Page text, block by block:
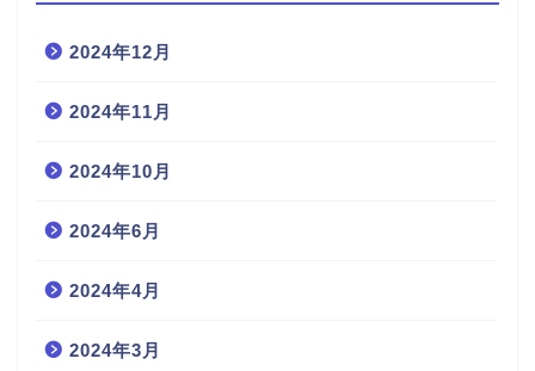
2024年12月
2024年11月
2024年10月
2024年6月
2024年4月
2024年3月